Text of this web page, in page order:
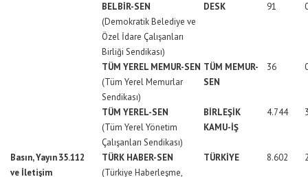
BELBİR-SEN
DESK 91
(Demokratik Belediye ve
Özel İdare Çalışanları
Birliği Sendikası)
TÜM YEREL MEMUR-SEN TÜM MEMUR-
SEN
36
(Tüm Yerel Memurlar
Sendikası)
TÜM YEREL-SEN
BİRLEŞİK
KAMU-İŞ
4.744
(Tüm Yerel Yönetim
Çalışanları Sendikası)
Basın, Yayın
ve İletişim
35.112 TÜRK HABER-SEN TÜRKİYE 8.602
(Türkiye Haberleşme,